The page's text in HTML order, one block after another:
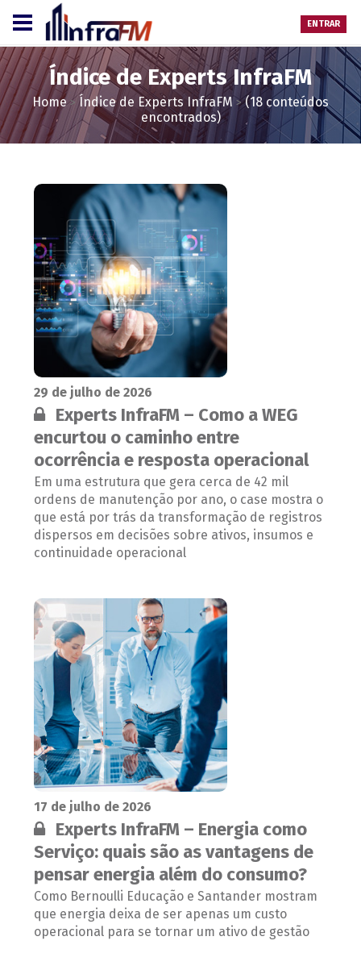
ENTRAR
Índice de Experts InfraFM
Home >Índice de Experts InfraFM >(18 conteúdos
encontrados)
29 de julho de 2026
Conteúdo restrito:
Experts InfraFM – Como a WEG
encurtou o caminho entre
ocorrência e resposta operacional
Em uma estrutura que gera cerca de 42 mil
ordens de manutenção por ano, o case mostra o
que está por trás da transformação de registros
dispersos em decisões sobre ativos, insumos e
continuidade operacional
17 de julho de 2026
Conteúdo restrito:
Experts InfraFM – Energia como
Serviço: quais são as vantagens de
pensar energia além do consumo?
Como Bernoulli Educação e Santander mostram
que energia deixa de ser apenas um custo
operacional para se tornar um ativo de gestão